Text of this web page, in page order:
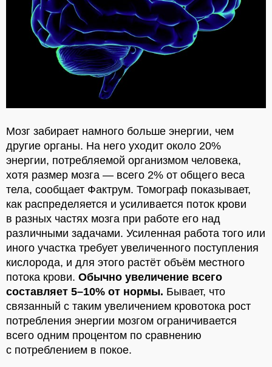
Мозг забирает намного больше энергии, чем
другие органы. На него уходит около 20%
энергии, потребляемой организмом человека,
хотя размер мозга — всего 2% от общего веса
тела, сообщает Фактрум. Томограф показывает,
как распределяется и усиливается поток крови
в разных частях мозга при работе его над
различными задачами. Усиленная работа того или
иного участка требует увеличенного поступления
кислорода, и для этого растёт объём местного
потока крови. Обычно увеличение всего
составляет 5–10% от нормы. Бывает, что
связанный с таким увеличением кровотока рост
потребления энергии мозгом ограничивается
всего одним процентом по сравнению
с потреблением в покое.